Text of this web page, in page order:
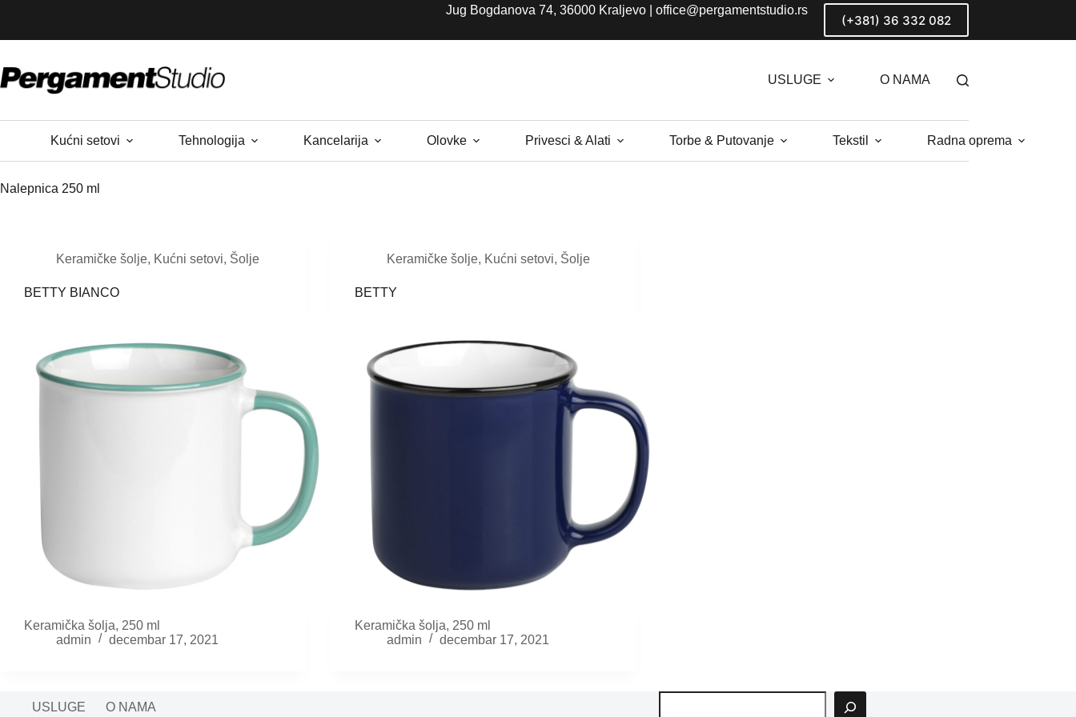
Jug Bogdanova 74, 36000 Kraljevo | office@pergamentstudio.rs
(+381) 36 332 082
USLUGE O NAMA
Kućni setovi Tehnologija Kancelarija Olovke Privesci & Alati Torbe & Putovanje Tekstil Radna oprema
Nalepnica 250 ml
Keramičke šolje, Kućni setovi, Šolje
BETTY BIANCO
Keramička šolja, 250 ml
admin
decembar 17, 2021
Keramičke šolje, Kućni setovi, Šolje
BETTY
Keramička šolja, 250 ml
admin
decembar 17, 2021
USLUGE O NAMA
Pretraga